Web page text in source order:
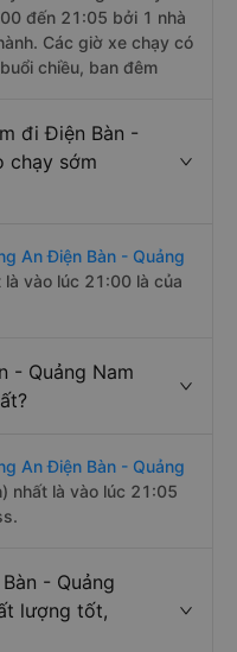
đến 21:05 bởi 1 nhà
Các giờ xe chạy có
chiều, ban đêm
đi Điện Bàn -
chạy sớm
An Điện Bàn - Quảng
vào lúc 21:00 là của
- Quảng Nam
An Điện Bàn - Quảng
nhất là vào lúc 21:05
- Quảng
lượng tốt,